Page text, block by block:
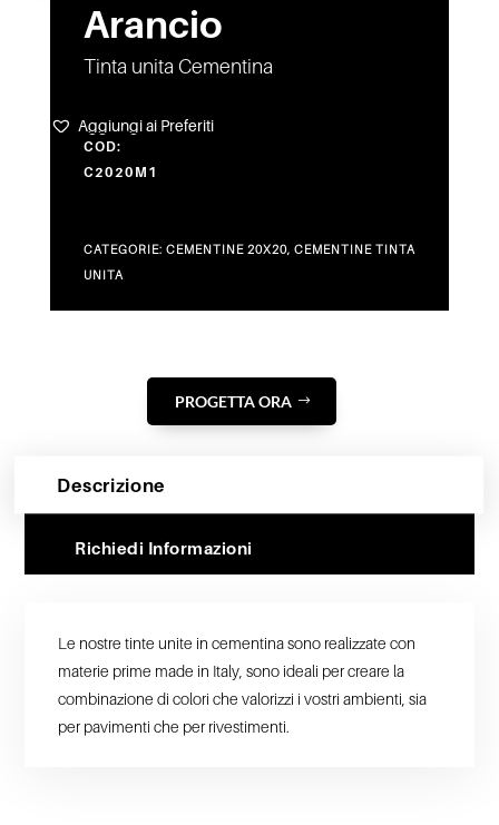
Arancio
Tinta unita Cementina
Aggiungi ai Preferiti
COD:
C2020M1
CATEGORIE: CEMENTINE 20X20, CEMENTINE TINTA
UNITA
PROGETTA ORA
Descrizione
Richiedi Informazioni
Le nostre tinte unite in cementina sono realizzate con
materie prime made in Italy, sono ideali per creare la
combinazione di colori che valorizzi i vostri ambienti, sia
per pavimenti che per rivestimenti.